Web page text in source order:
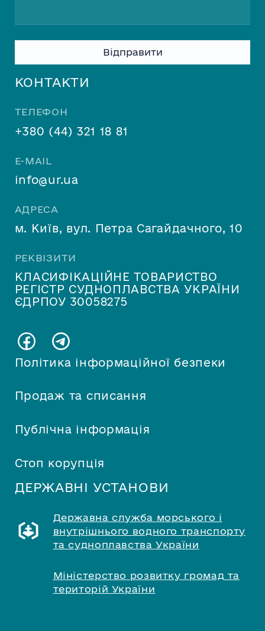
Політика інформаційної безпеки
Продаж та списання
Публічна інформація
Стоп корупція
КОНТАКТИ
ТЕЛЕФОН
+380 (44) 321 18 81
E-MAIL
info@ur.ua
АДРЕСА
м. Київ, вул. Петра Сагайдачного, 10
РЕКВІЗИТИ
КЛАСИФІКАЦІЙНЕ ТОВАРИСТВО
РЕГІСТР СУДНОПЛАВСТВА УКРАЇНИ
ЄДРПОУ 30058275
Please leave this field empty.
ДЕРЖАВНІ УСТАНОВИ
Державна служба морського і
внутрішнього водного транспорту
та судноплавства України
Міністерство розвитку громад та
територій України